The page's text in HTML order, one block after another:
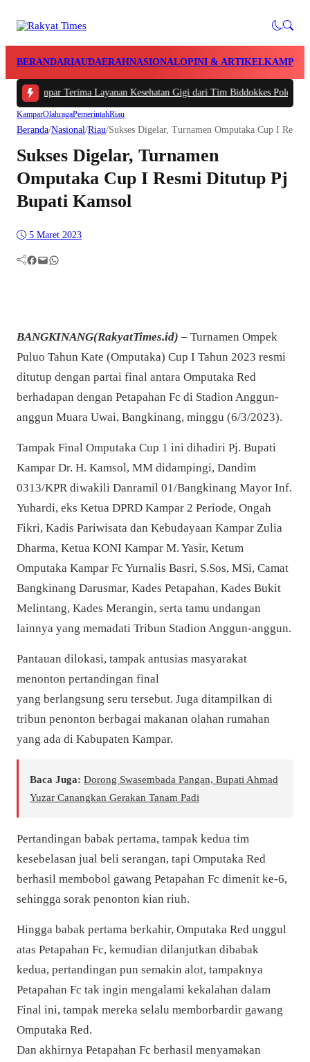
BERANDARIAUDAERAHNASIONALOPINI & ARTIKELKAMPAR
Terima Layanan Kesehatan Gigi dari Tim Biddokkes Polda Riau,
KamparOlahragaPemerintahRiau
Beranda/Nasional/Riau/Sukses Digelar, Turnamen Omputaka Cup I
Sukses Digelar, Turnamen
Omputaka Cup I Resmi Ditutup Pj
Bupati Kamsol
5 Maret 2023
Facebook Mail WhatsApp
BANGKINANG(RakyatTimes.id) – Turnamen Ompek
Puluo Tahun Kate (Omputaka) Cup I Tahun 2023 resmi
ditutup dengan partai final antara Omputaka Red
berhadapan dengan Petapahan Fc di Stadion Anggun-
anggun Muara Uwai, Bangkinang, minggu (6/3/2023).
Tampak Final Omputaka Cup 1 ini dihadiri Pj. Bupati
Kampar Dr. H. Kamsol, MM didampingi, Dandim
0313/KPR diwakili Danramil 01/Bangkinang Mayor Inf.
Yuhardi, eks Ketua DPRD Kampar 2 Periode, Ongah
Fikri, Kadis Pariwisata dan Kebudayaan Kampar Zulia
Dharma, Ketua KONI Kampar M. Yasir, Ketum
Omputaka Kampar Fc Yurnalis Basri, S.Sos, MSi, Camat
Bangkinang Darusmar, Kades Petapahan, Kades Bukit
Melintang, Kades Merangin, serta tamu undangan
lainnya yang memadati Tribun Stadion Anggun-anggun.
Pantauan dilokasi, tampak antusias masyarakat
menonton pertandingan final
yang berlangsung seru tersebut. Juga ditampilkan di
tribun penonton berbagai makanan olahan rumahan
yang ada di Kabupaten Kampar.
Baca Juga: Dorong Swasembada Pangan, Bupati Ahmad
Yuzar Canangkan Gerakan Tanam Padi
Pertandingan babak pertama, tampak kedua tim
kesebelasan jual beli serangan, tapi Omputaka Red
berhasil membobol gawang Petapahan Fc dimenit ke-6,
sehingga sorak penonton kian riuh.
Hingga babak pertama berkahir, Omputaka Red unggul
atas Petapahan Fc, kemudian dilanjutkan dibabak
kedua, pertandingan pun semakin alot, tampaknya
Petapahan Fc tak ingin mengalami kekalahan dalam
Final ini, tampak mereka selalu memborbardir gawang
Omputaka Red.
Dan akhirnya Petapahan Fc berhasil menyamakan